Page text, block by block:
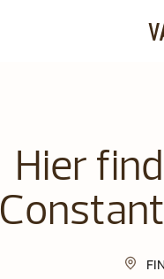
Hier